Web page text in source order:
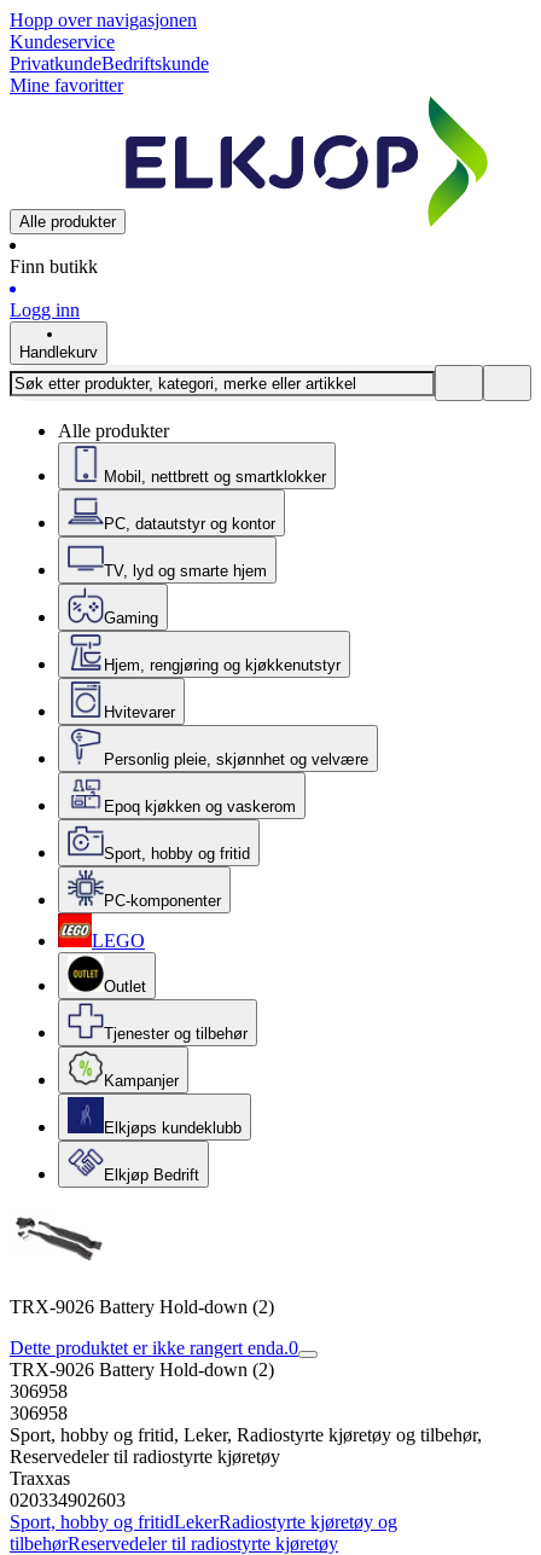
Hopp over navigasjonen
Kundeservice
PrivatkundeBedriftskunde
Mine favoritter
Alle produkter
Finn butikk
Logg inn
Handlekurv
Alle produkter
Mobil, nettbrett og smartklokker
PC, datautstyr og kontor
TV, lyd og smarte hjem
Gaming
Hjem, rengjøring og kjøkkenutstyr
Hvitevarer
Personlig pleie, skjønnhet og velvære
Epoq kjøkken og vaskerom
Sport, hobby og fritid
PC-komponenter
LEGO
Outlet
Tjenester og tilbehør
Kampanjer
Elkjøps kundeklubb
Elkjøp Bedrift
TRX-9026 Battery Hold-down (2)
Dette produktet er ikke rangert enda.0
TRX-9026 Battery Hold-down (2)
306958
306958
Sport, hobby og fritid, Leker, Radiostyrte kjøretøy og tilbehør,
Reservedeler til radiostyrte kjøretøy
Traxxas
020334902603
Sport, hobby og fritidLekerRadiostyrte kjøretøy og
tilbehørReservedeler til radiostyrte kjøretøy